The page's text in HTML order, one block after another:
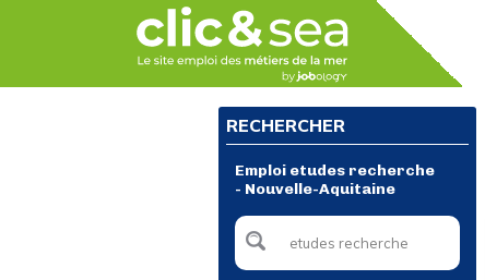
RECHERCHER
Emploi etudes recherche
- Nouvelle-Aquitaine